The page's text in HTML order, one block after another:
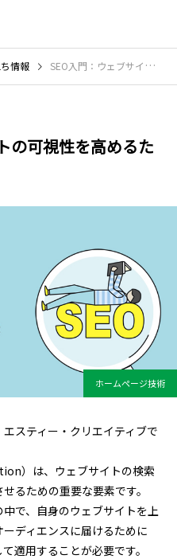
情報 SEO入門：ウェブサイトの可視性を高めるための基本的な手法
の可視性を高めるた
ホームページ技術
スティー・クリエイティブで
）は、ウェブサイトの検索
るための重要な要素です。
で、自身のウェブサイトを上
ディエンスに届けるために
適用することが必要です。